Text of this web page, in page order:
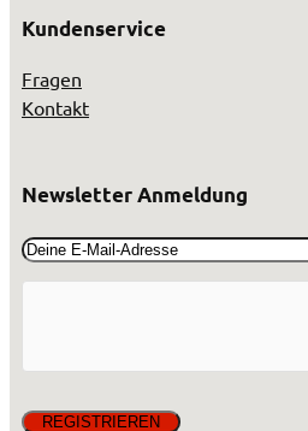
Kundenservice
Fragen
Kontakt
Newsletter Anmeldung
Email(erforderlich)